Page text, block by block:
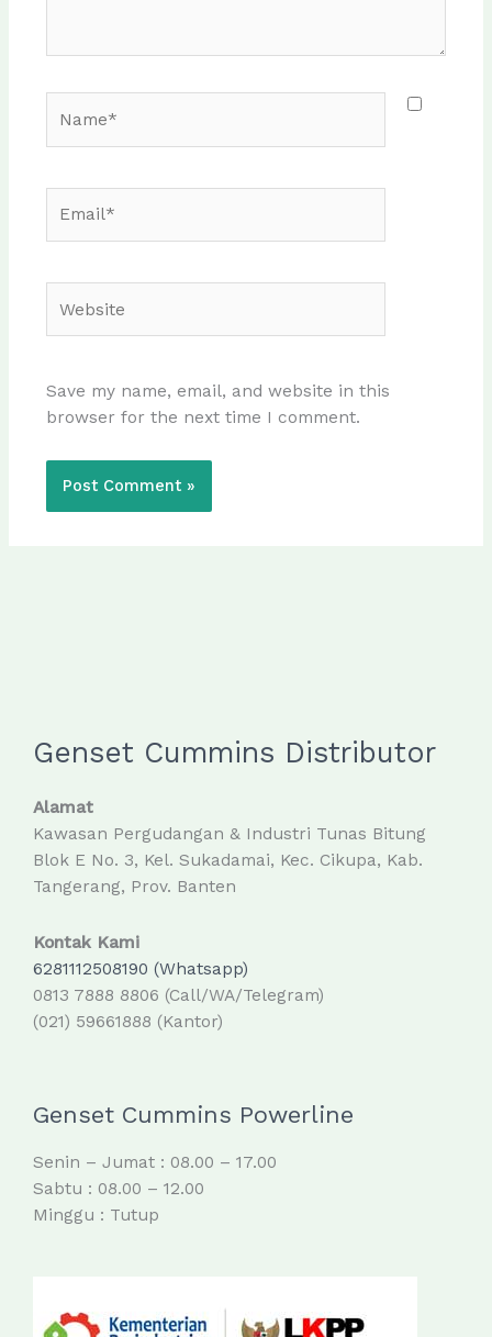
Save my name, email, and website in this
browser for the next time I comment.
Genset Cummins Distributor
Alamat
Kawasan Pergudangan & Industri Tunas Bitung
Blok E No. 3, Kel. Sukadamai, Kec. Cikupa, Kab.
Tangerang, Prov. Banten
Kontak Kami
6281112508190 (Whatsapp)
0813 7888 8806 (Call/WA/Telegram)
(021) 59661888 (Kantor)
Genset Cummins Powerline
Senin – Jumat : 08.00 – 17.00
Sabtu : 08.00 – 12.00
Minggu : Tutup